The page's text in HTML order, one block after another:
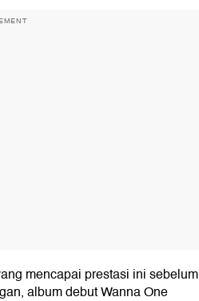
mencapai prestasi ini sebelum
album debut Wanna One